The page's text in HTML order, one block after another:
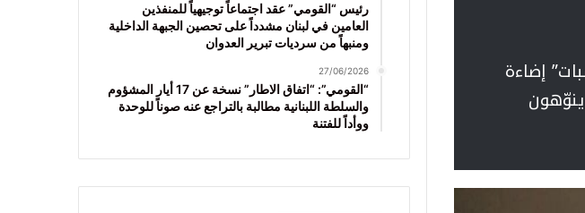
إضاءة
رئيس “القومي” عقد اجتماعاً توجيهياً للمنفذين
العامين في لبنان مشدداً على تحصين الجبهة الداخلية
ومنبهاً من سرديات تبرير العدوان
27/06/2026
“القومي”: “اتفاق الاطار” نسخة عن 17 أيار المشؤوم
والسلطة اللبنانية مطالبة بالتراجع عنه صوناً للوحدة
ووأداً للفتنة